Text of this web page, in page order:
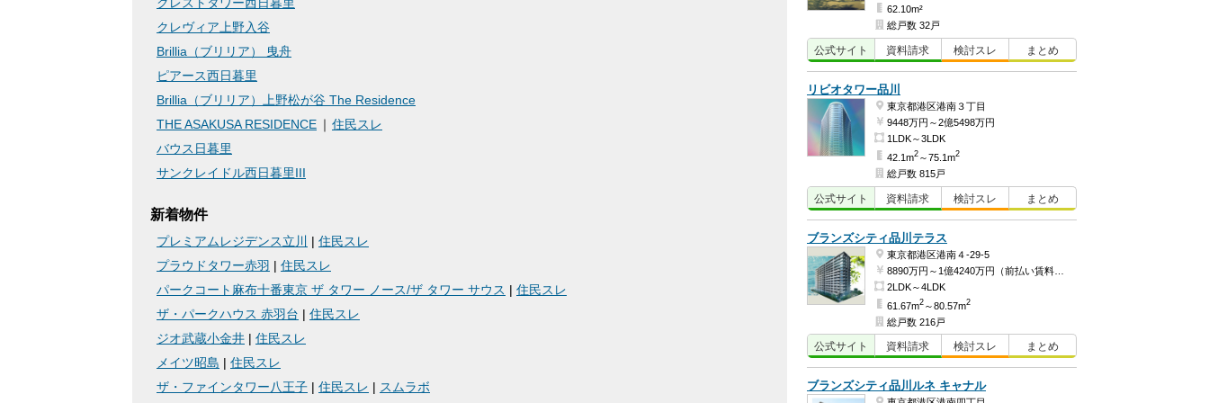
クレストタワー西日暮里
クレヴィア上野入谷
Brillia（ブリリア） 曳舟
ピアース西日暮里
Brillia（ブリリア）上野松が谷 The Residence
THE ASAKUSA RESIDENCE
住民スレ
バウス日暮里
サンクレイドル西日暮里III
新着物件
プレミアムレジデンス立川
住民スレ
プラウドタワー赤羽
住民スレ
パークコート麻布十番東京 ザ タワー ノース/ザ タワー サウス
住民スレ
ザ・パークハウス 赤羽台
住民スレ
ジオ武蔵小金井
住民スレ
メイツ昭島
住民スレ
ザ・ファインタワー八王子
住民スレ スムラボ
62.10m²
総戸数 32戸
公式サイト 資料請求 検討スレ まとめ
リビオタワー品川
東京都港区港南３丁目
9448万円～2億5498万円
1LDK～3LDK
42.1m2 ～75.1m2
総戸数 815戸
公式サイト 資料請求 検討スレ まとめ
ブランズシティ品川テラス
東京都港区港南４-29-5
2LDK～4LDK
61.67m2 ～80.57m2
総戸数 216戸
公式サイト 資料請求 検討スレ まとめ
ブランズシティ品川ルネ キャナル